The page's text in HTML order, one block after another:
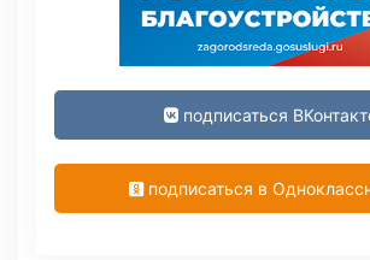
подписаться
подписаться в